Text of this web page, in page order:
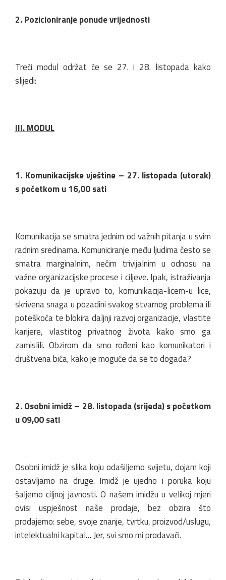
2. Pozicioniranje ponude vrijednosti
Treći modul održat će se 27. i 28. listopada kako
slijedi:
III. MODUL
1. Komunikacijske vještine – 27. listopada (utorak)
s početkom u 16,00 sati
Komunikacija se smatra jednim od važnih pitanja u svim
radnim sredinama. Komuniciranje među ljudima često se
smatra marginalnim, nečim trivijalnim u odnosu na
važne organizacijske procese i ciljeve. Ipak, istraživanja
pokazuju da je upravo to, komunikacija-licem-u lice,
skrivena snaga u pozadini svakog stvarnog problema ili
poteškoća te blokira daljnji razvoj organizacije, vlastite
karijere, vlastitog privatnog života kako smo ga
zamislili. Obzirom da smo rođeni kao komunikatori i
društvena bića, kako je moguće da se to događa?
2. Osobni imidž – 28. listopada (srijeda) s početkom
u 09,00 sati
Osobni imidž je slika koju odašiljemo svijetu, dojam koji
ostavljamo na druge. Imidž je ujedno i poruka koju
šaljemo ciljnoj javnosti. O našem imidžu u velikoj mjeri
ovisi uspješnost naše prodaje, bez obzira što
prodajemo: sebe, svoje znanje, tvrtku, proizvod/uslugu,
intelektualni kapital… Jer, svi smo mi prodavači.